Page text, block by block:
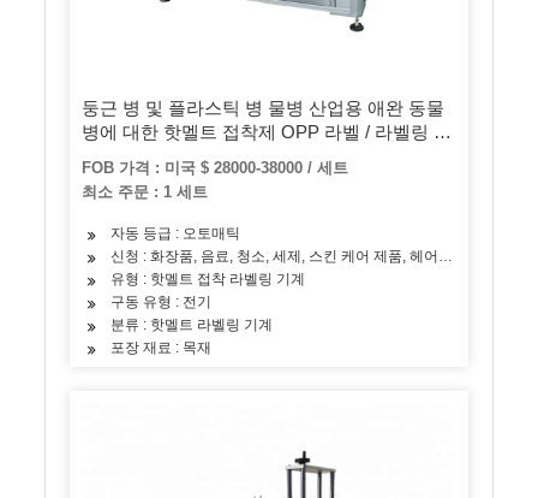
둥근 병 및 플라스틱 병 물병 산업용 애완 동물
병에 대한 핫멜트 접착제 OPP 라벨 / 라벨링 기
FOB 가격 : 미국 $ 28000-38000 / 세트
최소 주문 : 1 세트
자동 등급 : 오토매틱
신청 : 화장품, 음료, 청소, 세제, 스킨 케어 제품, 헤어 케어 제품, 오
유형 : 핫멜트 접착 라벨링 기계
구동 유형 : 전기
분류 : 핫멜트 라벨링 기계
포장 재료 : 목재